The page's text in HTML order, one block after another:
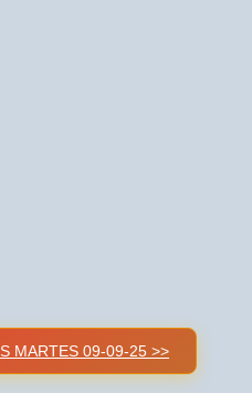
MARTES 09-09-25 >>